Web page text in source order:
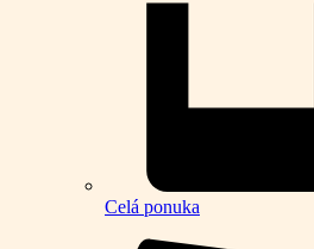
Celá ponuka